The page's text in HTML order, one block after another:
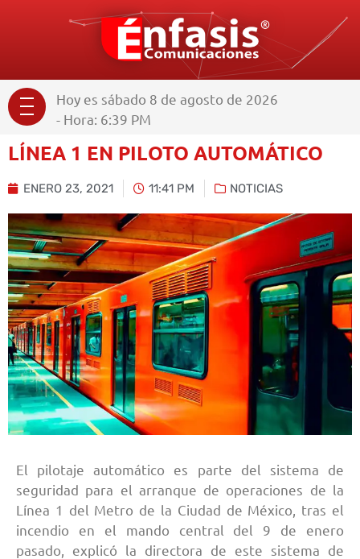
Hoy es sábado 8 de agosto de 2026
- Hora: 6:39 PM
LÍNEA 1 EN PILOTO AUTOMÁTICO
ENERO 23, 2021 11:41 PM NOTICIAS
El pilotaje automático es parte del sistema de
seguridad para el arranque de operaciones de la
Línea 1 del Metro de la Ciudad de México, tras el
incendio en el mando central del 9 de enero
pasado, explicó la directora de este sistema de